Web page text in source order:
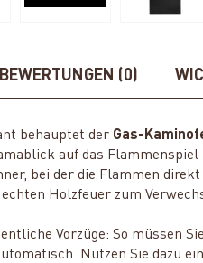
BEWERTUNGEN (0)
behauptet der Gas-
auf das
bei der die Flammen
Holzfeuer zum
Vorzüge: So müssen
Nutzen Sie dazu